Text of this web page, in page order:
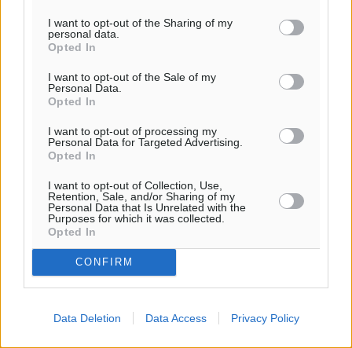
I want to opt-out of the Sharing of my
personal data.
Opted In
I want to opt-out of the Sale of my
Personal Data.
Opted In
I want to opt-out of processing my
Personal Data for Targeted Advertising.
Opted In
I want to opt-out of Collection, Use,
Retention, Sale, and/or Sharing of my
Personal Data that Is Unrelated with the
Purposes for which it was collected.
Opted In
CONFIRM
Data Deletion Data Access Privacy Policy
Αθλητικά• πριν 1 λεπτό
Ευρωπαϊκό Πρωτάθλημα Στίβου: Πότε αγωνίζονται η
Μαγκούλια, η Σπανουδάκη και ο Κριτούλης
Αθλητικά
Εθνική Παίδων: Ο Χριστοδούλου και η καλύτερη
Αθλητικά• πριν 4 λεπτά
Διαγόρας: Ανανέωσε ο Μιχάλης Χατζηγεωργίου
Αθλητικά
τεχνικό επιτελείο